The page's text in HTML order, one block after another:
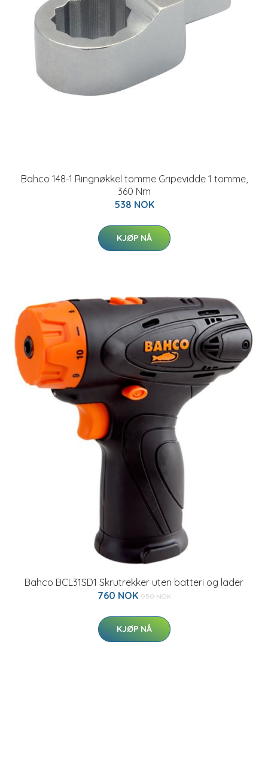
Bahco 148-1 Ringnøkkel tomme Gripevidde 1 tomme,
360 Nm
538 NOK
KJØP NÅ
Bahco BCL31SD1 Skrutrekker uten batteri og lader
760 NOK 950 NOK
KJØP NÅ